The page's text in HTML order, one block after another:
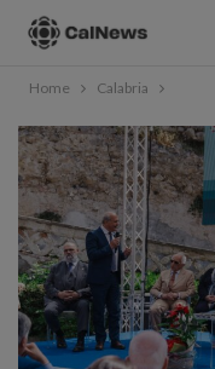
Home Calabria